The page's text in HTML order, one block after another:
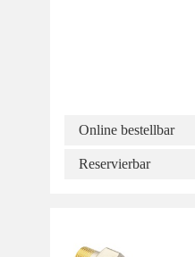
Online bestellbar
Reservierbar